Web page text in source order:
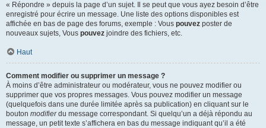
« Répondre » depuis la page d’un sujet. Il se peut que vous ayez besoin d’être
enregistré pour écrire un message. Une liste des options disponibles est
affichée en bas de page des forums, exemple : Vous pouvez poster de
nouveaux sujets, Vous pouvez joindre des fichiers, etc.
Haut
Comment modifier ou supprimer un message ?
À moins d’être administrateur ou modérateur, vous ne pouvez modifier ou
supprimer que vos propres messages. Vous pouvez modifier un message
(quelquefois dans une durée limitée après sa publication) en cliquant sur le
bouton modifierdu message correspondant. Si quelqu’un a déjà répondu au
message, un petit texte s’affichera en bas du message indiquant qu’il a été